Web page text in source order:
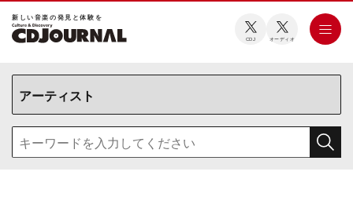
新しい⾳楽の発⾒と体験を
CDJ オーディオ